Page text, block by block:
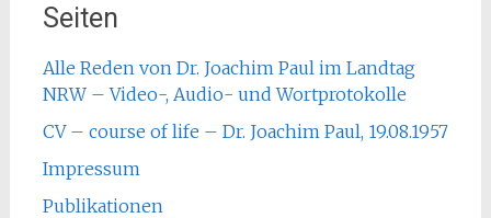
Seiten
Alle Reden von Dr. Joachim Paul im Landtag
NRW – Video-, Audio- und Wortprotokolle
CV – course of life – Dr. Joachim Paul, 19.08.1957
Impressum
Publikationen